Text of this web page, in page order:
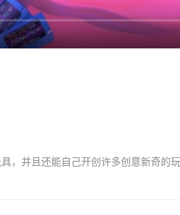
并且还能自己开创许多创意新奇的